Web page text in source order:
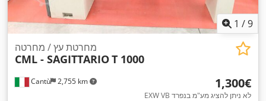
1 /9
Cantù 2,755 km
מחרטת עץ / מחרטה
CML - SAGITTARIOT 1000
‏1,300 ‏€
EXW VB לא ניתן להציג מע"מ בנפרד